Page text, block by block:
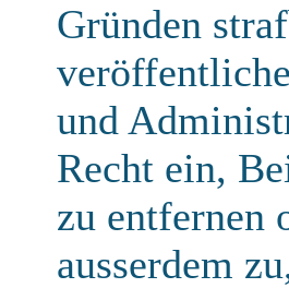
Gründen
und
Recht ein,
zu entfernen
ausserdem